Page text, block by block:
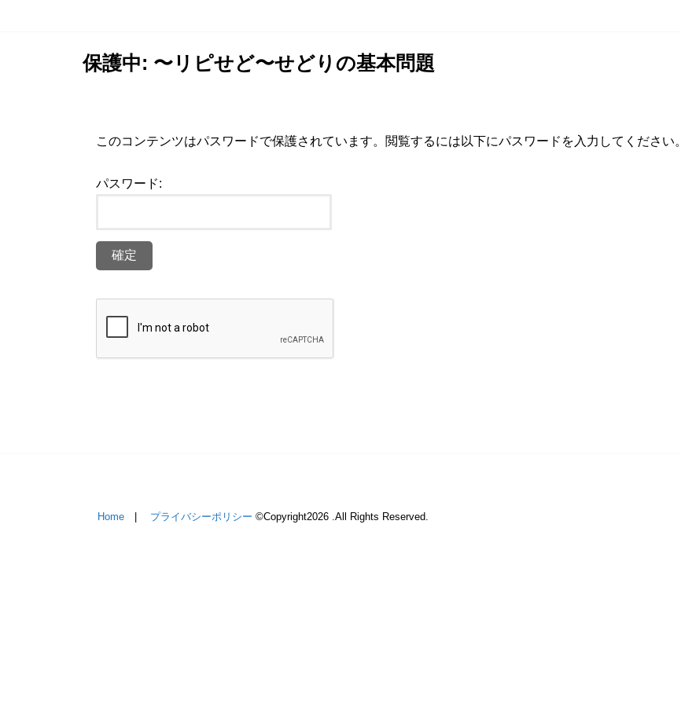
保護中: 〜リピせど〜せどりの基本問題
このコンテンツはパスワードで保護されています。閲覧するには以下にパスワードを入力してください。
パスワード:
Home プライバシーポリシー ©Copyright2026 .All Rights Reserved.